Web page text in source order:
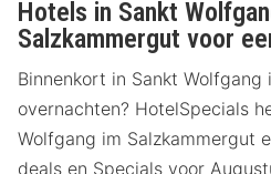
Hotels in Sankt
Salzkammergut voor
Binnenkort in Sankt Wolfgang
overnachten? HotelSpecials
Wolfgang im Salzkammergut
deals en Specials voor